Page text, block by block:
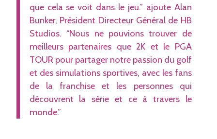
que cela se voit dans le jeu.” ajoute Alan
Bunker, Président Directeur Général de HB
Studios. “Nous ne pouvions trouver de
meilleurs partenaires que 2K et le PGA
TOUR pour partager notre passion du golf
et des simulations sportives, avec les fans
de la franchise et les personnes qui
découvrent la série et ce à travers le
monde.”